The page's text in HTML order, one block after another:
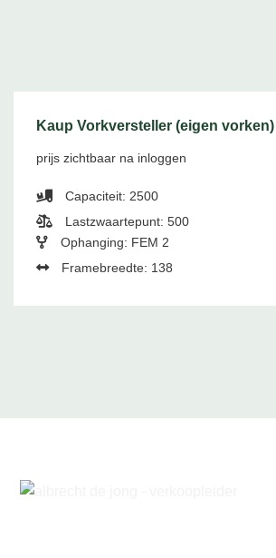
Kaup Vorkversteller (eigen vorken)
prijs zichtbaar na inloggen
Capaciteit: 2500
Lastzwaartepunt: 500
Ophanging: FEM 2
Framebreedte: 138